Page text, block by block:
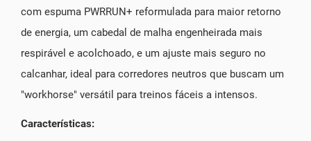
com espuma PWRRUN+ reformulada para maior retorno
de energia, um cabedal de malha engenheirada mais
respirável e acolchoado, e um ajuste mais seguro no
calcanhar, ideal para corredores neutros que buscam um
"workhorse" versátil para treinos fáceis a intensos.
Características: